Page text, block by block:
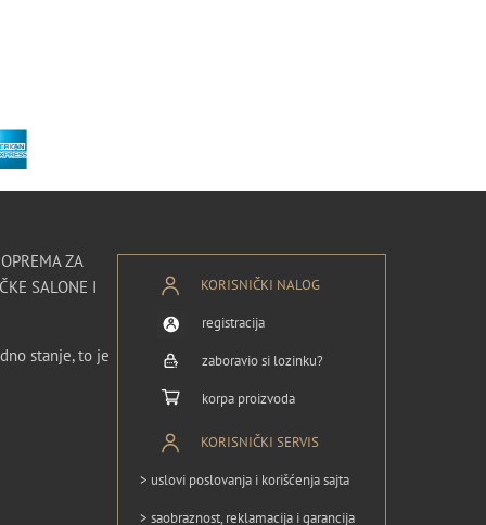
ZA
SALONE I
stanje, to je
KORISNIČKI NALOG
registracija
zaboravio si lozinku?
korpa proizvoda
KORISNIČKI SERVIS
> uslovi poslovanja i korišćenja sajta
> saobraznost, reklamacija i garancija